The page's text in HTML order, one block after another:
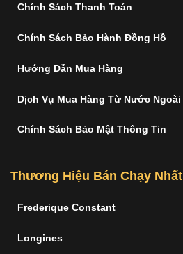
Chính Sách Thanh Toán
Chính Sách Bảo Hành Đồng Hồ
Hướng Dẫn Mua Hàng
Dịch Vụ Mua Hàng Từ Nước Ngoài
Chính Sách Bảo Mật Thông Tin
Thương Hiệu Bán Chạy Nhất
Frederique Constant
Longines